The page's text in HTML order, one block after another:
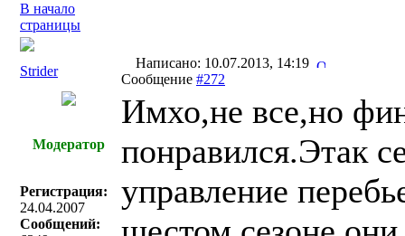
В начало
страницы
Strider
Написано: 10.07.2013, 14:19
Сообщение #272
Модератор
Регистрация:
24.04.2007
Сообщений:
Имхо,не все,но
понравился.Этак
управление